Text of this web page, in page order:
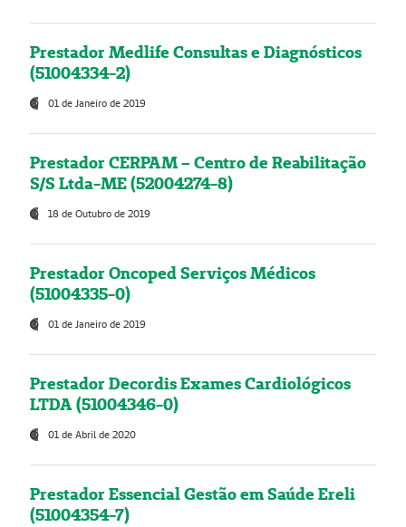
Prestador Medlife Consultas e Diagnósticos
(51004334-2)
01 de Janeiro de 2019
Prestador CERPAM – Centro de Reabilitação
S/S Ltda-ME (52004274-8)
18 de Outubro de 2019
Prestador Oncoped Serviços Médicos
(51004335-0)
01 de Janeiro de 2019
Prestador Decordis Exames Cardiológicos
LTDA (51004346-0)
01 de Abril de 2020
Prestador Essencial Gestão em Saúde Ereli
(51004354-7)